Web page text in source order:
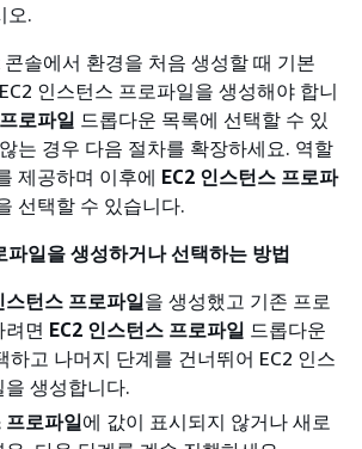
오.
솔에서 환경을 처음 생성할 때 기본
인스턴스 프로파일을 생성해야 합니
로파일 드롭다운 목록에 선택할 수 있
는 경우 다음 절차를 확장하세요. 역할
제공하며 이후에 EC2 인스턴스 프로파
선택할 수 있습니다.
파일을 생성하거나 선택하는 방법
스턴스 프로파일을 생성했고 기존 프로
려면 EC2 인스턴스 프로파일 드롭다운
하고 나머지 단계를 건너뛰어 EC2 인스
생성합니다.
프로파일에 값이 표시되지 않거나 새로